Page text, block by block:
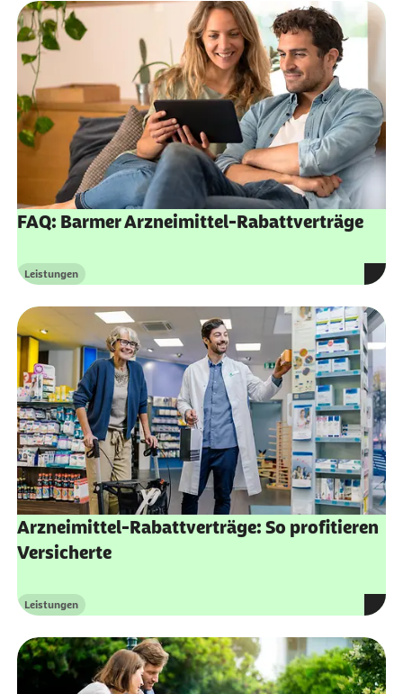
FAQ: Barmer Arzneimittel-Rabattverträge
Kategorie
Leistungen
Arzneimittel-Rabattverträge: So profitieren
Versicherte
Kategorie
Leistungen